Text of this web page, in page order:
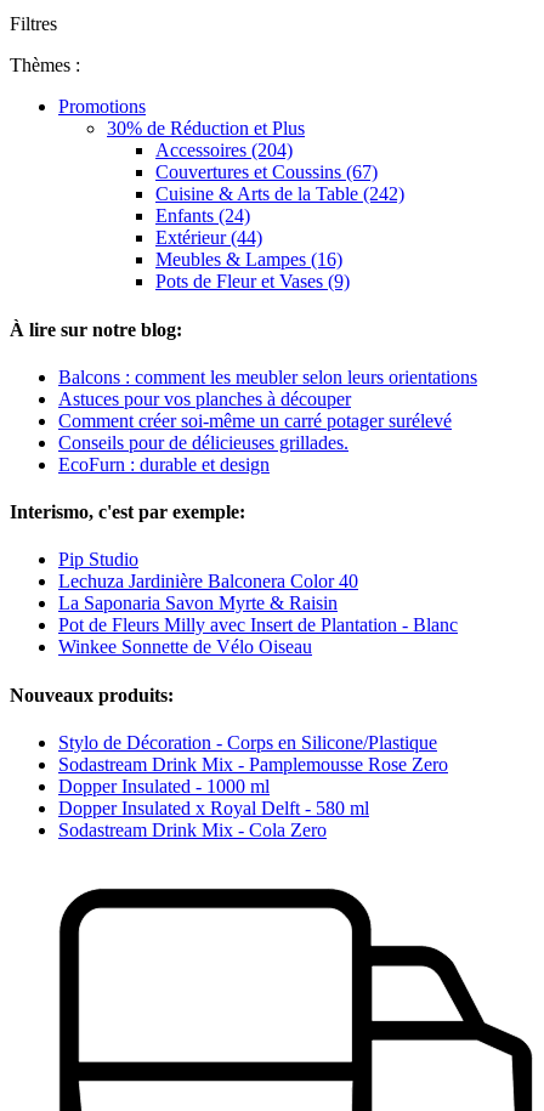
Filtres
Thèmes :
Promotions
30% de Réduction et Plus
Accessoires (204)
Couvertures et Coussins (67)
Cuisine & Arts de la Table (242)
Enfants (24)
Extérieur (44)
Meubles & Lampes (16)
Pots de Fleur et Vases (9)
À lire sur notre blog:
Balcons : comment les meubler selon leurs orientations
Astuces pour vos planches à découper
Comment créer soi-même un carré potager surélevé
Conseils pour de délicieuses grillades.
EcoFurn : durable et design
Interismo, c'est par exemple:
Pip Studio
Lechuza Jardinière Balconera Color 40
La Saponaria Savon Myrte & Raisin
Pot de Fleurs Milly avec Insert de Plantation - Blanc
Winkee Sonnette de Vélo Oiseau
Nouveaux produits:
Stylo de Décoration - Corps en Silicone/Plastique
Sodastream Drink Mix - Pamplemousse Rose Zero
Dopper Insulated - 1000 ml
Dopper Insulated x Royal Delft - 580 ml
Sodastream Drink Mix - Cola Zero